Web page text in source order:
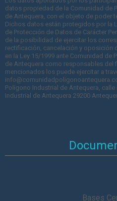
datos propiedad de la Comunidad de
de Antequera, con el objeto de poder
Dichos datos están protegidos por la
de Protección de Datos de Carácter
de la posibilidad de ejercitar los
rectificación, cancelación y
en la Ley 15/1999 ante Comunidad de
de Antequera como responsables del
mencionados los puede ejercitar a
Polígono Industrial de Antequera,
Industrial de Antequera 29200
Bases